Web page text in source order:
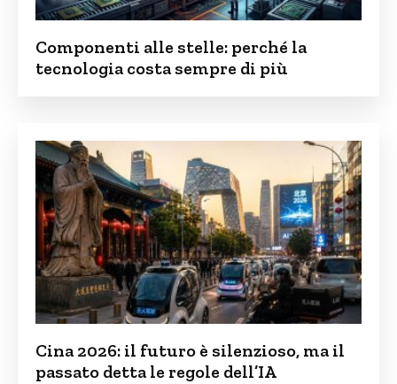
Componenti alle stelle: perché la
tecnologia costa sempre di più
Cina 2026: il futuro è silenzioso, ma il
passato detta le regole dell’IA